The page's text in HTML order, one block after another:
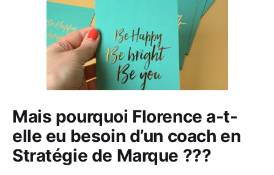
Mais pourquoi Florence a-t-
elle eu besoin d’un coach en
Stratégie de Marque ???